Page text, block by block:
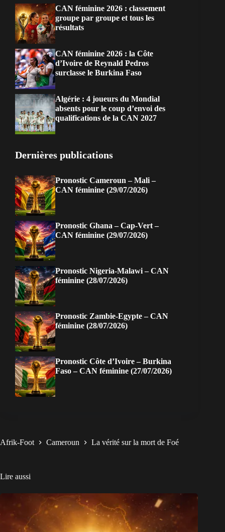
CAN féminine 2026 : classement
groupe par groupe et tous les
résultats
CAN féminine 2026 : la Côte
d’Ivoire de Reynald Pedros
surclasse le Burkina Faso
Algérie : 4 joueurs du Mondial
absents pour le coup d’envoi des
qualifications de la CAN 2027
Dernières publications
Pronostic Cameroun – Mali –
CAN féminine (29/07/2026)
Pronostic Ghana – Cap-Vert –
CAN féminine (29/07/2026)
Pronostic Nigeria-Malawi – CAN
féminine (28/07/2026)
Pronostic Zambie-Egypte – CAN
féminine (28/07/2026)
Pronostic Côte d’Ivoire – Burkina
Faso – CAN féminine (27/07/2026)
Afrik-Foot Cameroun La vérité sur la mort de Foé
Lire aussi